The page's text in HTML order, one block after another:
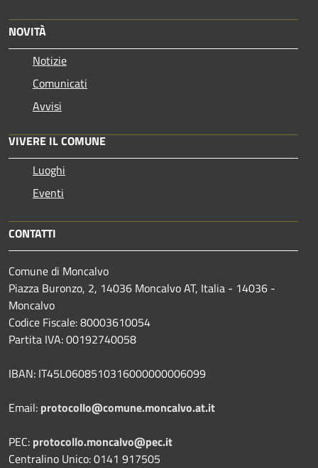
NOVITÀ
Notizie
Comunicati
Avvisi
VIVERE IL COMUNE
Luoghi
Eventi
CONTATTI
Comune di Moncalvo
Piazza Buronzo, 2, 14036 Moncalvo AT, Italia - 14036 -
Moncalvo
Codice Fiscale: 80003610054
Partita IVA: 00192740058
IBAN: IT45L0608510316000000006099
Email: protocollo@comune.moncalvo.at.it
PEC: protocollo.moncalvo@pec.it
Centralino Unico: 0141 917505